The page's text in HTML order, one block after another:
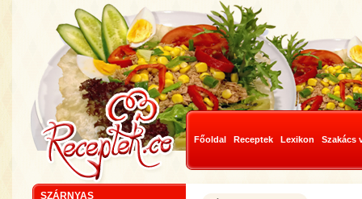
Főoldal Receptek Lexikon Szakács
SZÁRNYAS